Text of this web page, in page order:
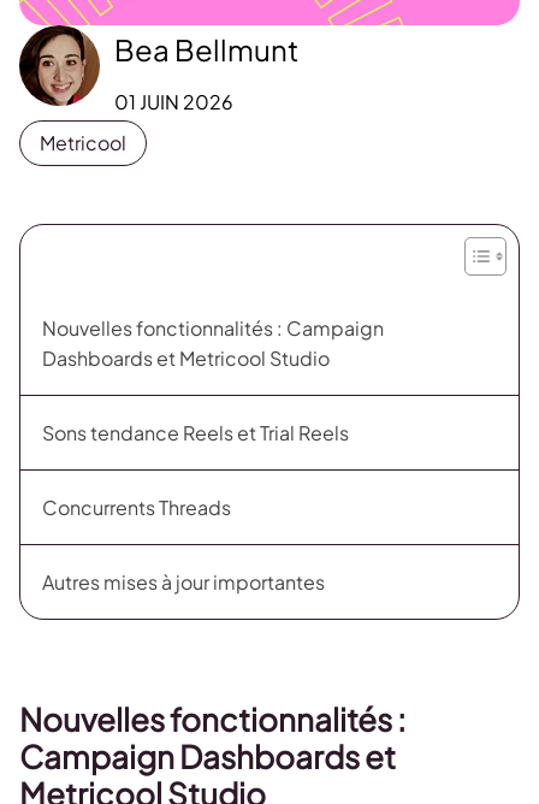
Bea Bellmunt
01 JUIN 2026
Metricool
Nouvelles fonctionnalités : Campaign
Dashboards et Metricool Studio
Sons tendance Reels et Trial Reels
Concurrents Threads
Autres mises à jour importantes
Nouvelles fonctionnalités :
Campaign Dashboards et
Metricool Studio